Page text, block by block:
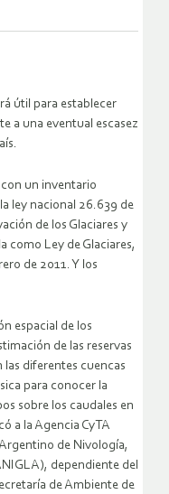
útil para establecer
a una eventual escasez
un inventario
ley nacional 26.639 de
de los Glaciares y
como Ley de Glaciares,
de 2011. Y los
espacial de los
de las reservas
las diferentes cuencas
para conocer la
sobre los caudales en
a la Agencia CyTA
de Nivología,
dependiente del
de Ambiente de